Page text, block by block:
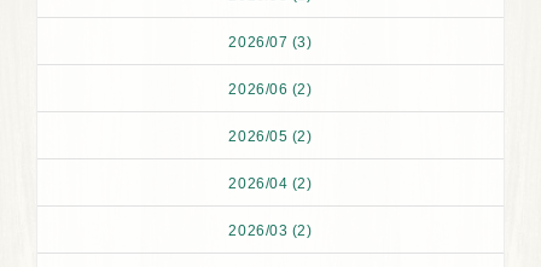
2026/07 (3)
2026/06 (2)
2026/05 (2)
2026/04 (2)
2026/03 (2)